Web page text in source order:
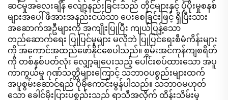
ဆင်မှုအလေးချိန် လျော့နည်းခြင်းသည် တိုင်များနှင့် ပံ့ပိုးမှုစနစ်
များအပေါ် ဖိအားအနည်းငယ်သာ ပေးစေခြင်းဖြင့် ရှိပြီးသား
အဆောက်အဦများကို အကျိုးပြုပြီး ကျယ်ပြန့်သော
တည်ဆောက်ရေး ပြုပြင်မှုများ မလိုဘဲ ပြုပြင်ရေးစီမံကိန်းများ
ကို အကောင်အထည်ဖော်နိုင်စေပါသည်။ စွမ်းအင်ကုန်ကျစရိတ်
ကို တစ်နှစ်ပတ်လုံး လျှော့ချပေးသည့် ပေါင်းစပ်ထားသော အပူ
ကာကွယ်မှု ဂုဏ်သတ္တိများကြောင့် သဘာဝပစ္စည်းများထက်
အပူစွမ်းဆောင်ရည် ပိုမိုကောင်းမွန်ပါသည်။ သဘာဝမဟုတ်
သော ခေါင်မိုးပြားပစ္စည်းသည် ရာသီအလိုက် ထိန်းသိမ်းမှု